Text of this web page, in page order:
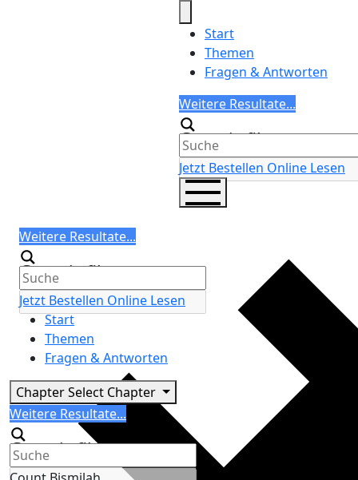
Start
Themen
Fragen & Antworten
Search
Weitere Resultate...
Generic filters
Jetzt Bestellen Online Lesen
Search
Weitere Resultate...
Generic filters
Jetzt Bestellen Online Lesen
Start
Themen
Fragen & Antworten
ChapterSelect Chapter
Search
Weitere Resultate...
Generic filters